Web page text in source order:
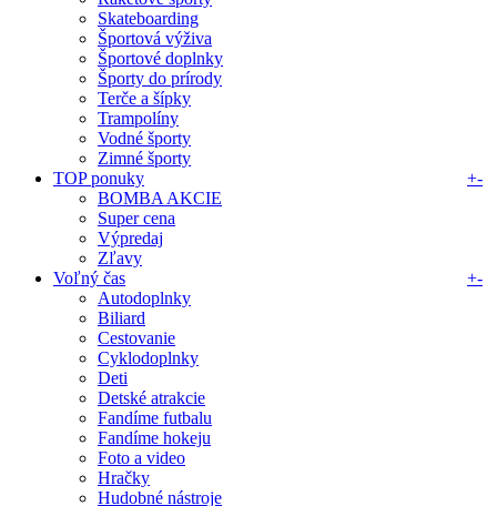
Skateboarding
Športová výživa
Športové doplnky
Športy do prírody
Terče a šípky
Trampolíny
Vodné športy
Zimné športy
TOP ponuky
+-
BOMBA AKCIE
Super cena
Výpredaj
Zľavy
Voľný čas
+-
Autodoplnky
Biliard
Cestovanie
Cyklodoplnky
Deti
Detské atrakcie
Fandíme futbalu
Fandíme hokeju
Foto a video
Hračky
Hudobné nástroje